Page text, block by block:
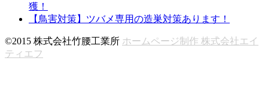
獲！
【鳥害対策】ツバメ専用の造巣対策あります！
©2015 株式会社竹腰工業所 ホームページ制作 株式会社エイ
ティエフ